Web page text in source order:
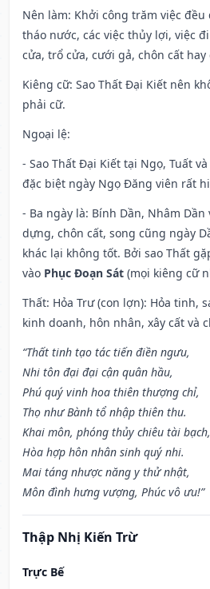
Nên làm: Khởi công trăm việc
tháo nước, các việc thủy lợi, việc
cửa, trổ cửa, cưới gả, chôn cất
Kiêng cữ: Sao Thất Đại Kiết nên
phải cữ.
Ngoại lệ:
- Sao Thất Đại Kiết tại Ngọ, Tuất
đặc biệt ngày Ngọ Đăng viên rất
- Ba ngày là: Bính Dần, Nhâm
dựng, chôn cất, song cũng ngày
khác lại không tốt. Bởi sao Thất
vào Phục Đoạn Sát (mọi kiêng cữ
Thất: Hỏa Trư (con lợn): Hỏa tinh,
kinh doanh, hôn nhân, xây cất và
“Thất tinh tạo tác tiến điền ngưu,
Nhi tôn đại đại cận quân hầu,
Phú quý vinh hoa thiên thượng chỉ,
Thọ như Bành tổ nhập thiên thu.
Khai môn, phóng thủy chiêu tài bạch,
Hòa hợp hôn nhân sinh quý nhi.
Mai táng nhược năng y thử nhật,
Môn đình hưng vượng, Phúc vô ưu!”
Thập Nhị Kiến Trừ
Trực Bế